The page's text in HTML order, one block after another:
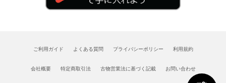
ご利用ガイド よくある質問 プライバシーポリシー 利用規約
会社概要 特定商取引法 古物営業法に基づく記載 お問い合わせ